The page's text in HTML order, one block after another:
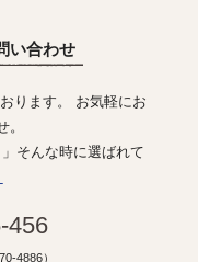
い合わせ
ります。 お気軽にお
。
そんな時に選ばれて
456
4886）